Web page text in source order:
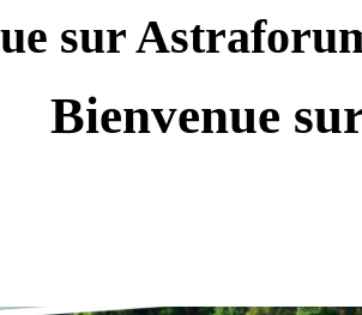
sur
Bienvenue